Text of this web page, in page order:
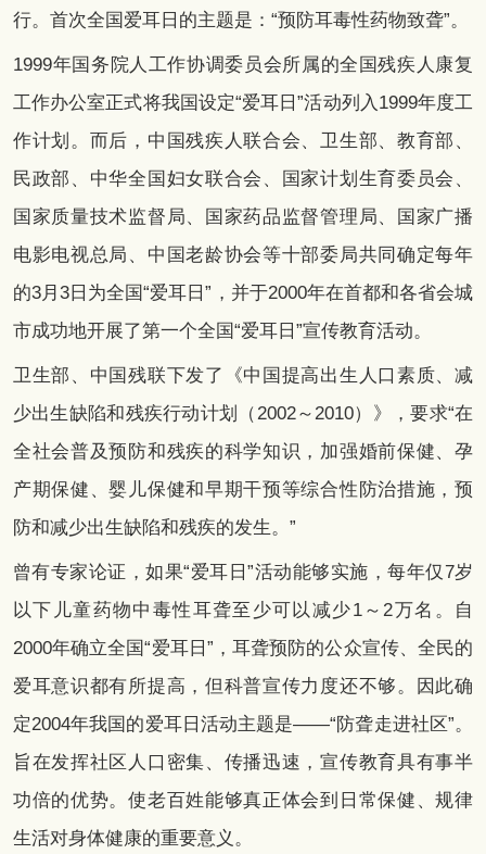
行。首次全国爱耳日的主题是：“预防耳毒性药物致聋”。
1999年国务院人工作协调委员会所属的全国残疾人康复
工作办公室正式将我国设定“爱耳日”活动列入1999年度工
作计划。而后，中国残疾人联合会、卫生部、教育部、
民政部、中华全国妇女联合会、国家计划生育委员会、
国家质量技术监督局、国家药品监督管理局、国家广播
电影电视总局、中国老龄协会等十部委局共同确定每年
的3月3日为全国“爱耳日”，并于2000年在首都和各省会城
市成功地开展了第一个全国“爱耳日”宣传教育活动。
卫生部、中国残联下发了《中国提高出生人口素质、减
少出生缺陷和残疾行动计划（2002～2010）》，要求“在
全社会普及预防和残疾的科学知识，加强婚前保健、孕
产期保健、婴儿保健和早期干预等综合性防治措施，预
防和减少出生缺陷和残疾的发生。”
曾有专家论证，如果“爱耳日”活动能够实施，每年仅7岁
以下儿童药物中毒性耳聋至少可以减少1～2万名。自
2000年确立全国“爱耳日”，耳聋预防的公众宣传、全民的
爱耳意识都有所提高，但科普宣传力度还不够。因此确
定2004年我国的爱耳日活动主题是——“防聋走进社区”。
旨在发挥社区人口密集、传播迅速，宣传教育具有事半
功倍的优势。使老百姓能够真正体会到日常保健、规律
生活对身体健康的重要意义。